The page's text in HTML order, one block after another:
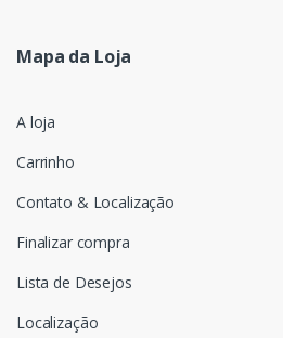
Mapa da Loja
A loja
Carrinho
Contato & Localização
Finalizar compra
Lista de Desejos
Localização